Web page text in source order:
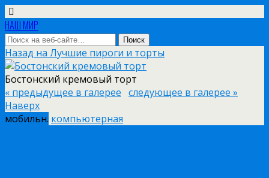
НАШ МИР
Назад на Лучшие пироги и торты
Бостонский кремовый торт
« предыдущее в галерее следующее в галерее »
Наверх
мобильн. компьютерная